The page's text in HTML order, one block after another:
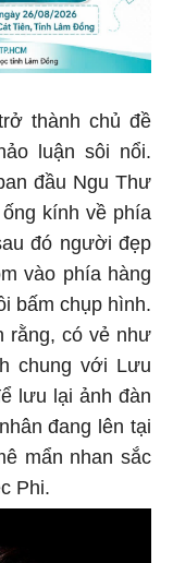
thành chủ đề
luận sôi nổi.
đầu Ngu Thư
kính về phía
đó người đẹp
vào phía hàng
bấm chụp hình.
rằng, có vẻ như
chung với Lưu
lưu lại ảnh đàn
đang lên tại
mẩn nhan sắc
Phi.